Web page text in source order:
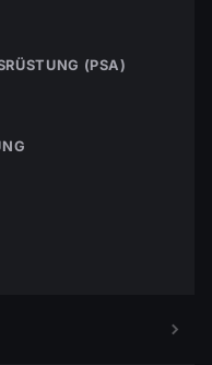
(PSA)